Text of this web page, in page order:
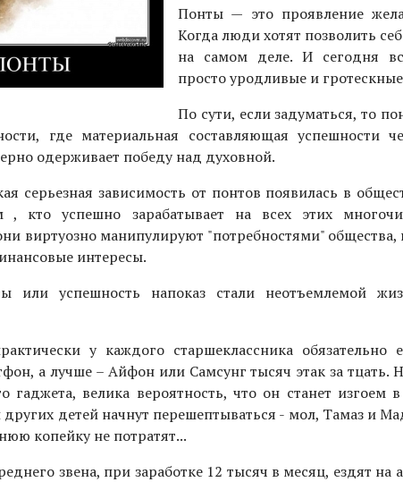
Понты — это проявление
Когда люди хотят позволить
на самом деле. И сегодня
просто уродливые и
По сути, если задуматься, то
где материальная составляющая успешности
одерживает победу над духовной.
серьезная зависимость от понтов появилась в
, кто успешно зарабатывает на всех этих
виртуозно манипулируют "потребностями"
интересы.
или успешность напоказ стали неотъемлемой
у каждого старшеклассника обязательно
а лучше – Айфон или Самсунг тысяч этак за тцать.
гаджета, велика вероятность, что он станет изгоем
детей начнут перешептываться - мол, Тамаз и
копейку не потратят...
звена, при заработке 12 тысяч в месяц, ездят на